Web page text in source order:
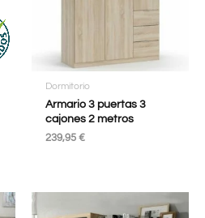
Dormitorio
Armario 3 puertas 3
cajones 2 metros
239,95 €